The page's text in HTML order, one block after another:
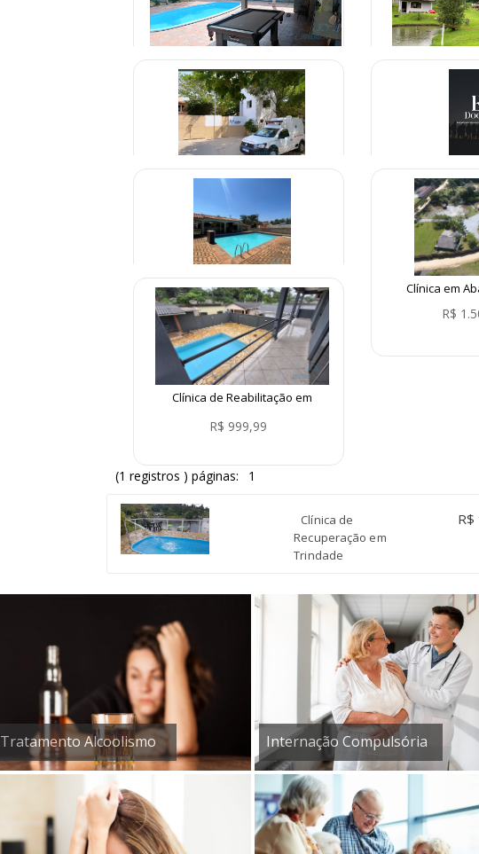
R$ 1.500,00
Clínica em
R$
Clínica de Recuperação em
R$ 1.000,00 R$
Clínica Para Dependentes
Alcoólatras em Uberaba Minas
Gerais
R$ 1.500,00
Clínica em
R$
Clínica de Reabilitação em
Parelheiros São Paulo
R$ 999,99
(1 registros ) páginas: 1
Clínica de
Recuperação em
Trindade
R$
Tratamento Alcoolismo Internação Compulsória